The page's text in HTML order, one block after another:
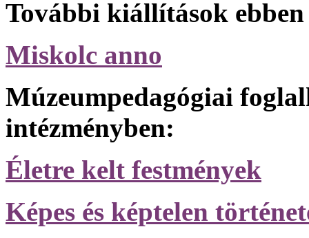
További kiállítások
Miskolc anno
Múzeumpedagógiai
intézményben:
Életre kelt festmények
Képes és képtelen